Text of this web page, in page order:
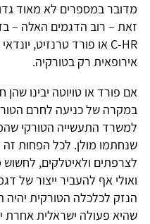
מדובר במספרים לא מאוד
זאת – רוב הדגמים האלה –
אירופאית רק בטורקיה.
אם פורד או טויוטה יבינו
במקרה של כניעה לחרם
למשרד התעשייה הטורקי
שנחתמו מולן. לכל הפחות זה
לצרפתים ולאיטלקים,
ואולי אף להעביר ייצור של
הנזק לכלכלה הטורקית יהיה
שהיא פעולה ישראלית אחרת